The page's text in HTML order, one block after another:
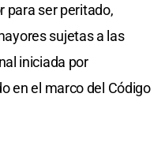
para ser peritado,
sujetas a las
iniciada por
en el marco del Código